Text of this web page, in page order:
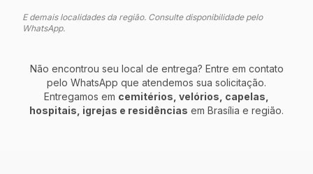
E demais localidades da região. Consulte disponibilidade pelo
WhatsApp.
Não encontrou seu local de entrega? Entre em contato
pelo WhatsApp que atendemos sua solicitação.
Entregamos em cemitérios, velórios, capelas,
hospitais, igrejas e residências em Brasília e região.